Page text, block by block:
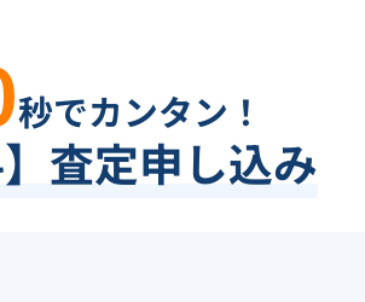
秒でカンタン！
】査定申し込み